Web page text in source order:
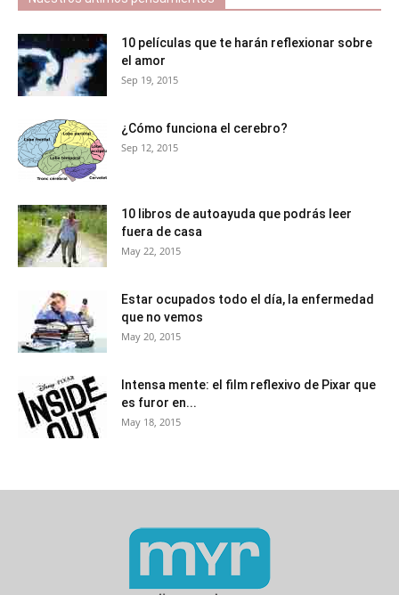
10 películas que te harán reflexionar sobre
el amor
Sep 19, 2015
¿Cómo funciona el cerebro?
Sep 12, 2015
10 libros de autoayuda que podrás leer
fuera de casa
May 22, 2015
Estar ocupados todo el día, la enfermedad
que no vemos
May 20, 2015
Intensa mente: el film reflexivo de Pixar que
es furor en...
May 18, 2015